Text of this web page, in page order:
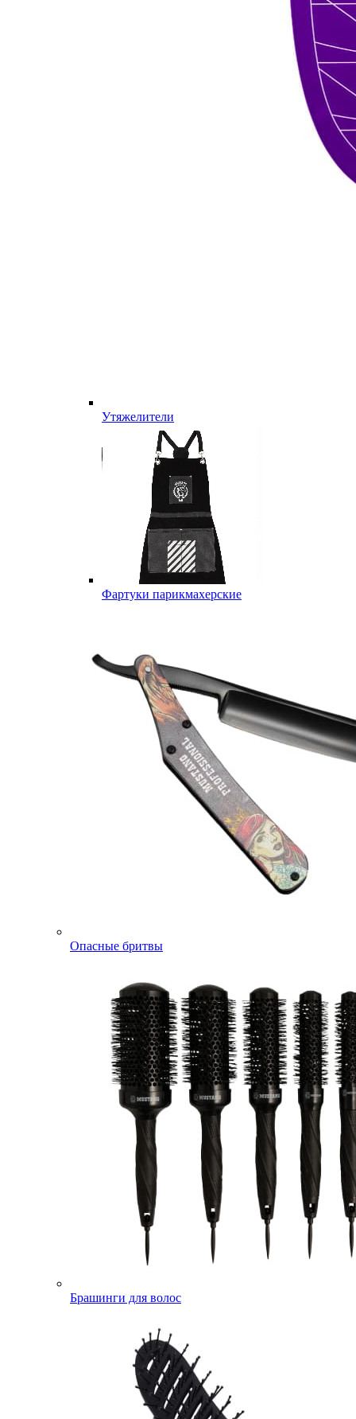
Утяжелители
Фартуки парикмахерские
Опасные бритвы
Брашинги для волос